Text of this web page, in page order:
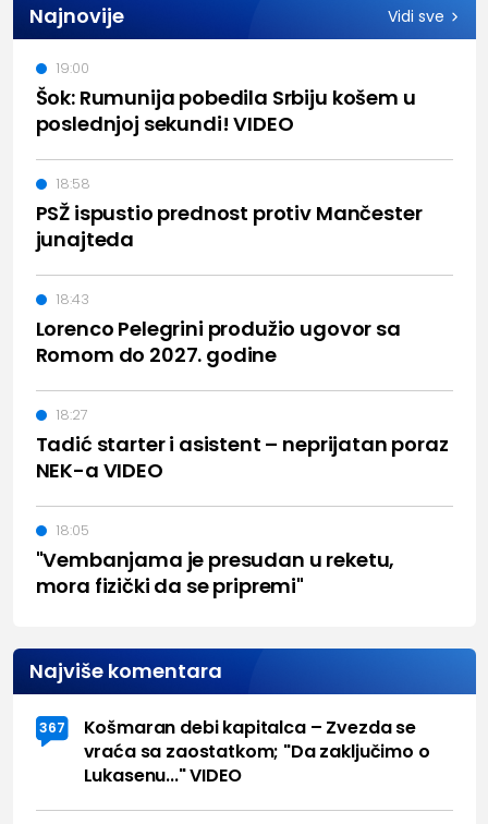
Najnovije Vidi sve
Šok: Rumunija pobedila Srbiju košem u
poslednjoj sekundi! VIDEO
19:00
PSŽ ispustio prednost protiv Mančester
junajteda
18:58
Lorenco Pelegrini produžio ugovor sa
Romom do 2027. godine
18:43
Tadić starter i asistent – neprijatan poraz
NEK-a VIDEO
18:27
"Vembanjama je presudan u reketu,
mora fizički da se pripremi"
18:05
Najviše komentara
367
Košmaran debi kapitalca – Zvezda se
vraća sa zaostatkom; "Da zaključimo o
Lukasenu..." VIDEO